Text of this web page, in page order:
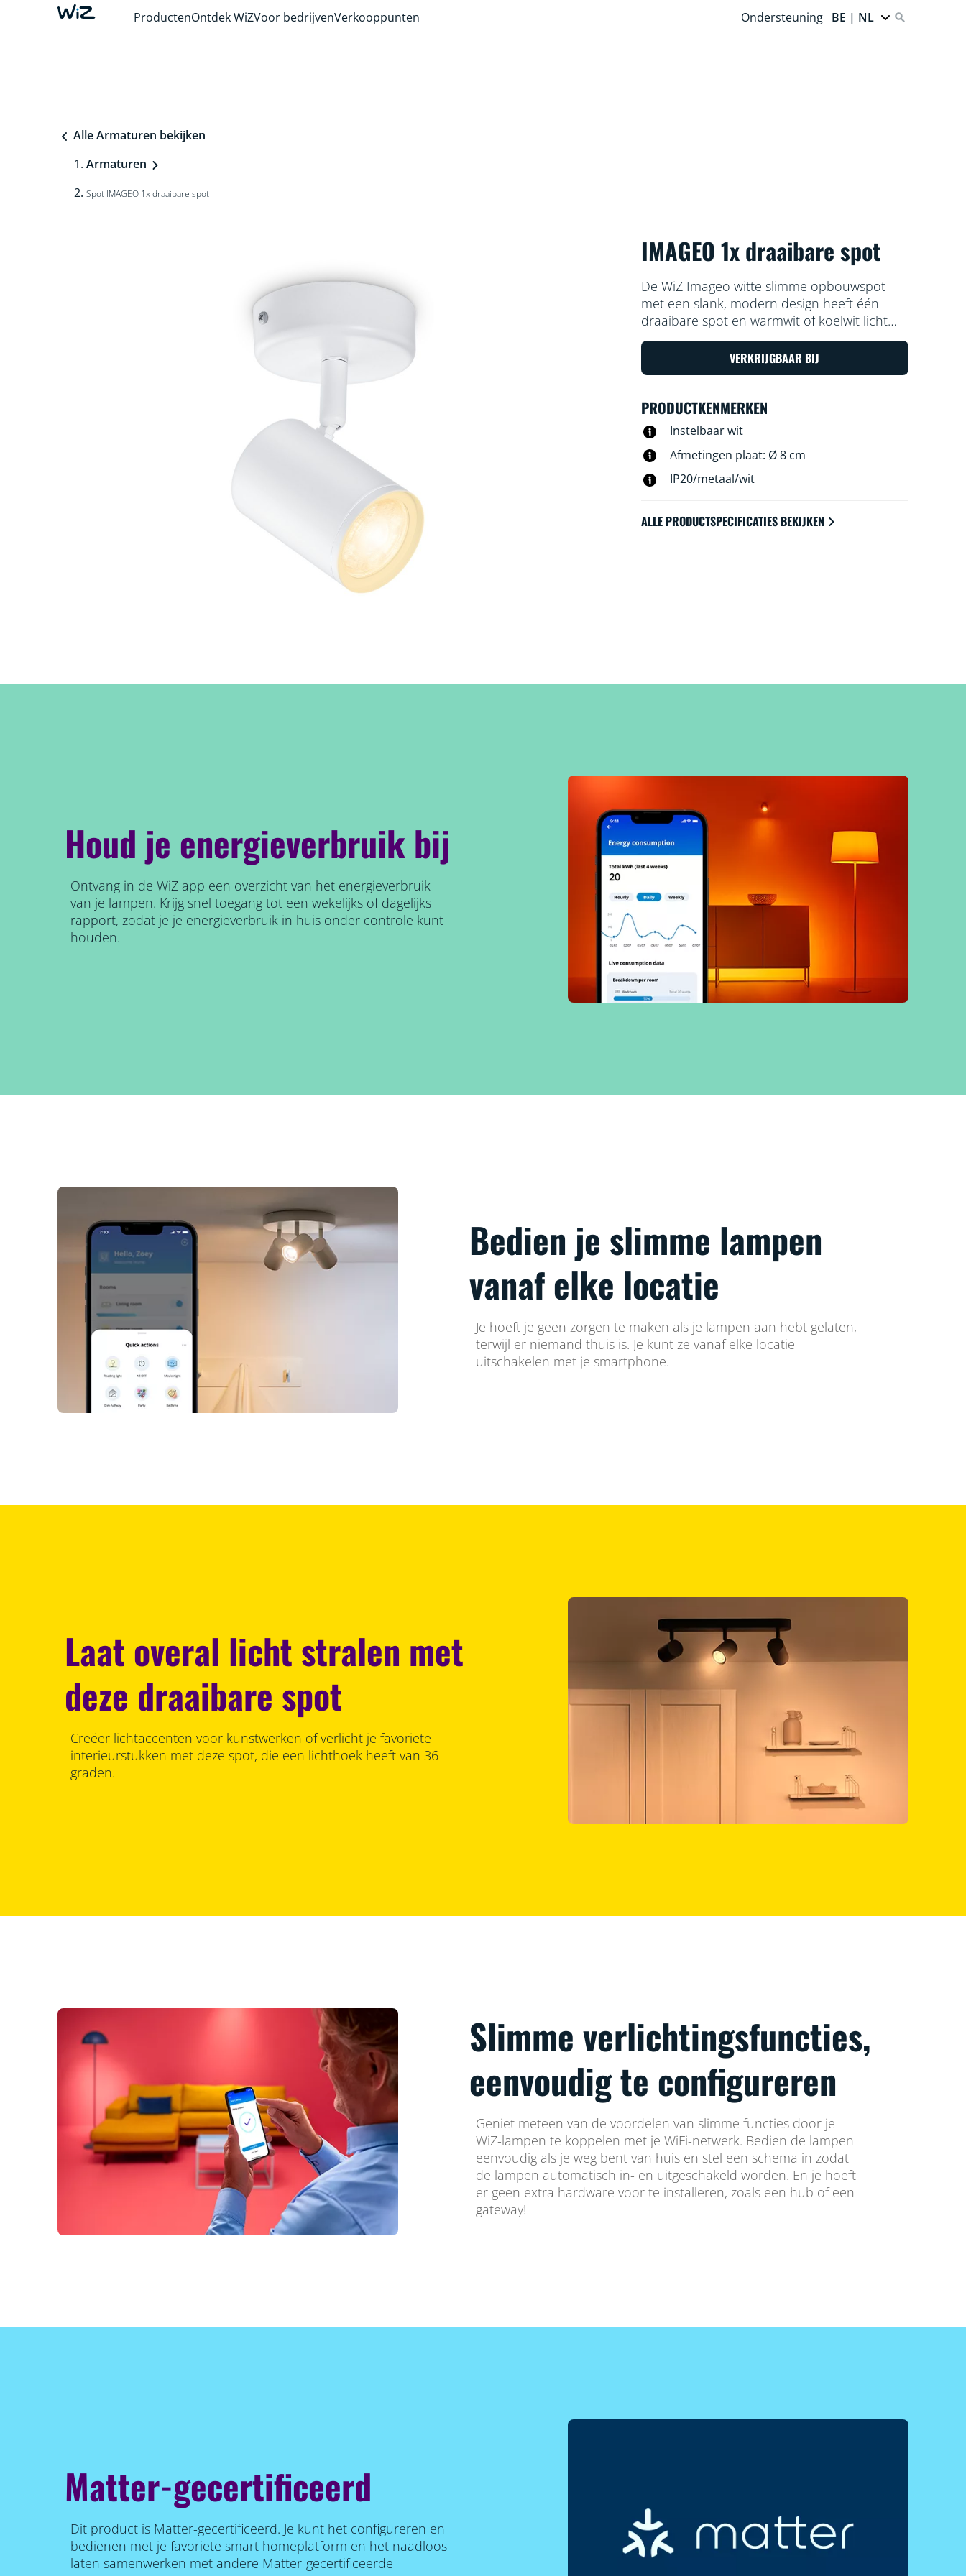
ProductenOntdek WiZVoor bedrijvenVerkooppunten Ondersteuning BE | NL
Alle Armaturen bekijken
Armaturen
Spot IMAGEO 1x draaibare spot
IMAGEO 1x draaibare spot
De WiZ Imageo witte slimme opbouwspot
met een slank, modern design heeft één
draaibare spot en warmwit of koelwit licht
voor je ruimte. Gebruik je Wi-Fi-verbinding
om de spot met de WiZ app of je stem te
bedienen.
VERKRIJGBAAR BIJ
PRODUCTKENMERKEN
Instelbaar wit
Afmetingen plaat: Ø 8 cm
IP20/metaal/wit
ALLE PRODUCTSPECIFICATIES BEKIJKEN
Houd je energieverbruik bij
Ontvang in de WiZ app een overzicht van het energieverbruik
van je lampen. Krijg snel toegang tot een wekelijks of dagelijks
rapport, zodat je je energieverbruik in huis onder controle kunt
houden.
Bedien je slimme lampen
vanaf elke locatie
Je hoeft je geen zorgen te maken als je lampen aan hebt gelaten,
terwijl er niemand thuis is. Je kunt ze vanaf elke locatie
uitschakelen met je smartphone.
Laat overal licht stralen met
deze draaibare spot
Creëer lichtaccenten voor kunstwerken of verlicht je favoriete
interieurstukken met deze spot, die een lichthoek heeft van 36
graden.
Slimme verlichtingsfuncties,
eenvoudig te configureren
Geniet meteen van de voordelen van slimme functies door je
WiZ-lampen te koppelen met je WiFi-netwerk. Bedien de lampen
eenvoudig als je weg bent van huis en stel een schema in zodat
de lampen automatisch in- en uitgeschakeld worden. En je hoeft
er geen extra hardware voor te installeren, zoals een hub of een
gateway!
Matter-gecertificeerd
Dit product is Matter-gecertificeerd. Je kunt het configureren en
bedienen met je favoriete smart homeplatform en het naadloos
laten samenwerken met andere Matter-gecertificeerde